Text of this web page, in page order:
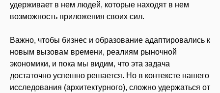
удерживает в нем людей, которые находят в нем
возможность приложения своих сил.
Важно, чтобы бизнес и образование адаптировались к
новым вызовам времени, реалиям рыночной
экономики, и пока мы видим, что эта задача
достаточно успешно решается. Но в контексте нашего
исследования (архитектурного), сложно удержаться от